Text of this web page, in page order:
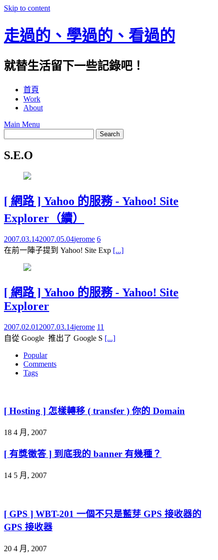
Skip to content
走過的、學過的、看過的
就替生活留下一些記錄吧！
首頁
Work
About
Main Menu
S.E.O
[ 網路 ] Yahoo 的服務 - Yahoo! Site
Explorer（續）
2007.03.142007.05.04jerome 6
在前一陣子提到 Yahoo! Site Exp [...]
[ 網路 ] Yahoo 的服務 - Yahoo! Site
Explorer
2007.02.01 2007.03.14jerome 11
自從 Google 推出了 Google S [...]
Popular
Comments
Tags
[ Hosting ] 怎樣轉移 ( transfer ) 你的 Domain
18 4 月, 2007
[ 有獎徵答 ] 到底我的 banner 有幾種？
14 5 月, 2007
[ GPS ] WBT-201 一個不只是藍芽 GPS 接收器的
GPS 接收器
20 4 月, 2007